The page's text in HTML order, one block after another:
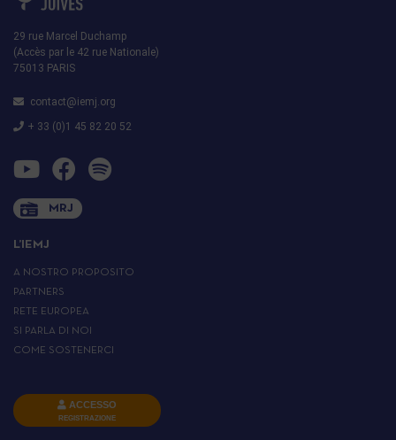
29 rue Marcel Duchamp
(Accès par le 42 rue Nationale)
75013 PARIS
contact@iemj.org
+ 33 (0)1 45 82 20 52
MRJ
L’IEMJ
A NOSTRO PROPOSITO
PARTNERS
RETE EUROPEA
SI PARLA DI NOI
COME SOSTENERCI
ACCESSO
REGISTRAZIONE